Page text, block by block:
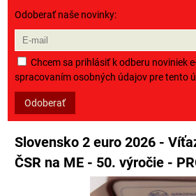
Odoberať naše novinky:
Chcem sa prihlásiť k odberu noviniek
spracovaním osobných údajov pre tento
Odoberať
Slovensko 2 euro 2026 -
ČSR na ME - 50. výročie -